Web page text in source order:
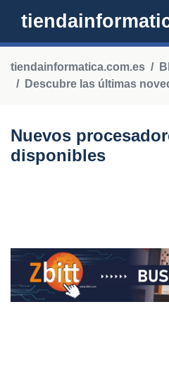
tiendainformatica.com.es
Descubre las últimas
Nuevos
disponibles